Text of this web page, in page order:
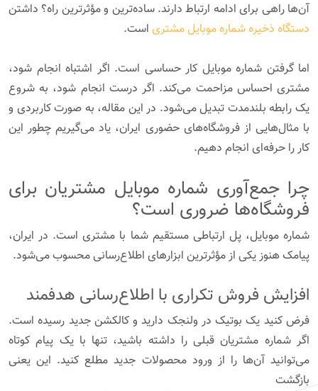
آن‌ها راهی برای ادامه ارتباط دارند. ساده‌ترین و مؤثرترین راه؟ داشتن
دستگاه ذخیره شماره موبایل مشتری است.
اما گرفتن شماره موبایل کار حساسی است. اگر اشتباه انجام شود،
مشتری احساس مزاحمت می‌کند. اگر درست انجام شود، به شروع
یک رابطه بلندمدت تبدیل می‌شود. در این مقاله، به صورت کاربردی و
با مثال‌هایی از فروشگاه‌های حضوری ایران، یاد می‌گیریم چطور این
کار را حرفه‌ای انجام دهیم.
چرا جمع‌آوری شماره موبایل مشتریان برای
فروشگاه‌ها ضروری است؟
شماره موبایل، پل ارتباطی مستقیم شما با مشتری است. در ایران،
پیامک هنوز یکی از مؤثرترین ابزارهای اطلاع‌رسانی محسوب می‌شود.
افزایش فروش تکراری با اطلاع‌رسانی هدفمند
فرض کنید یک بوتیک در ولنجک دارید و کالکشن جدید رسیده است.
اگر شماره مشتریان قبلی را داشته باشید، تنها با یک پیام کوتاه
می‌توانید آن‌ها را از ورود محصولات جدید مطلع کنید. این یعنی
بازگشت